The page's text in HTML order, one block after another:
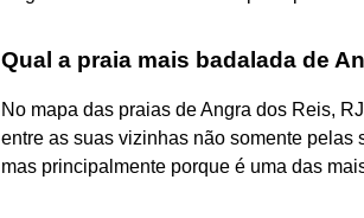
Qual a praia mais badalada de
No mapa das praias de Angra dos Reis,
entre as suas vizinhas não somente
mas principalmente porque é uma das